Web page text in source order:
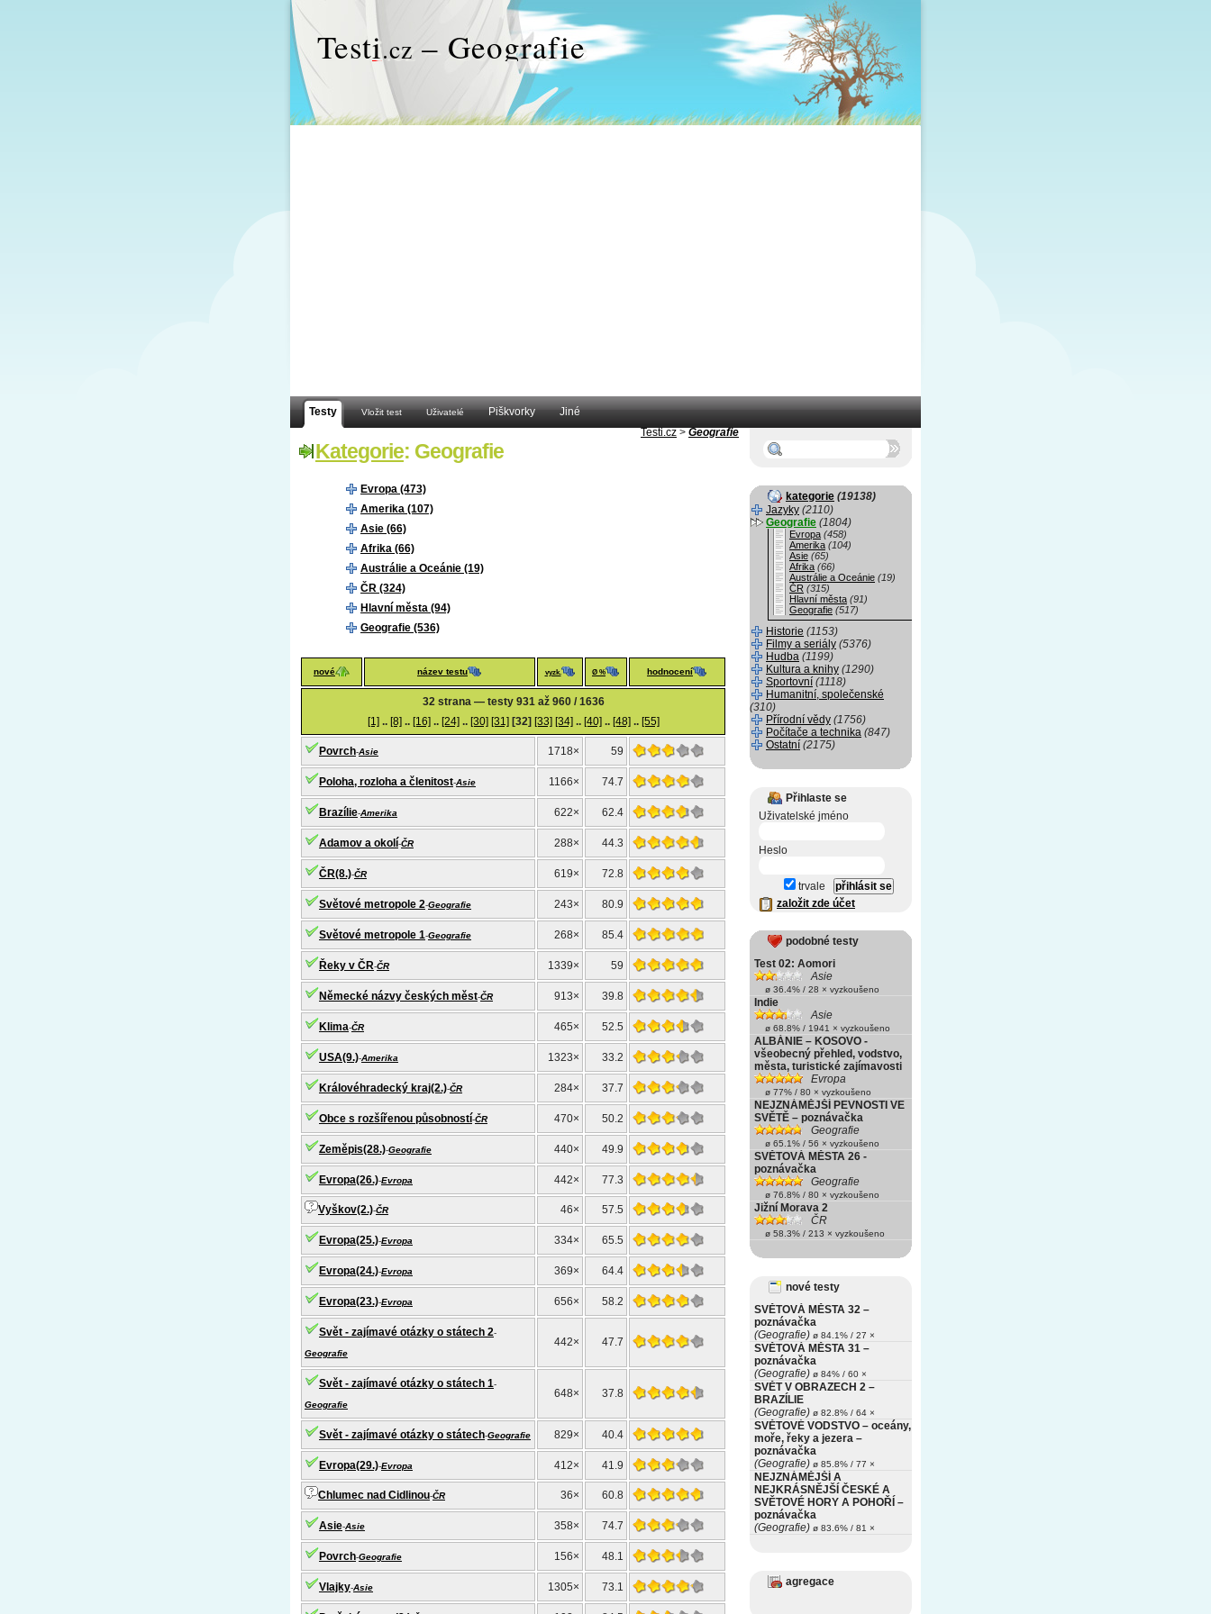
Testi.cz – Geografie
Testy Vložit test Uživatelé Piškvorky
Jiné
Testi.cz > Geografie
Kategorie: Geografie
Evropa (473)
Amerika (107)
Asie (66)
Afrika (66)
Austrálie a Oceánie (19)
ČR (324)
Hlavní města (94)
Geografie (536)
nové název testu vyzk. Ø % hodnocení
32 strana — testy 931 až 960 / 1636
[1] .. [8] .. [16] .. [24] .. [30] [31] [32] [33] [34] .. [40] .. [48] .. [55]
Povrch-Asie 1718× 59
Poloha, rozloha a členitost-Asie 1166× 74.7
Brazílie-Amerika 622× 62.4
Adamov a okolí-ČR 288× 44.3
ČR(8.)-ČR 619× 72.8
Světové metropole 2-Geografie 243× 80.9
Světové metropole 1-Geografie 268× 85.4
Řeky v ČR-ČR 1339× 59
Německé názvy českých měst-ČR 913× 39.8
Klima-ČR 465× 52.5
USA(9.)-Amerika 1323× 33.2
Královéhradecký kraj(2.)-ČR 284× 37.7
Obce s rozšířenou působností-ČR 470× 50.2
Zeměpis(28.)-Geografie 440× 49.9
Evropa(26.)-Evropa 442× 77.3
Vyškov(2.)-ČR 46× 57.5
Evropa(25.)-Evropa 334× 65.5
Evropa(24.)-Evropa 369× 64.4
Evropa(23.)-Evropa 656× 58.2
Svět - zajímavé otázky o státech 2-
Geografie
442× 47.7
Svět - zajímavé otázky o státech 1-
Geografie
648× 37.8
Svět - zajímavé otázky o státech-Geografie 829× 40.4
Evropa(29.)-Evropa 412× 41.9
Chlumec nad Cidlinou-ČR 36× 60.8
Asie-Asie 358× 74.7
Povrch-Geografie 156× 48.1
Vlajky-Asie 1305× 73.1
kategorie (19138)
Jazyky (2110)
Geografie (1804)
Evropa (458)
Amerika (104)
Asie (65)
Afrika (66)
Austrálie a Oceánie (19)
ČR (315)
Hlavní města (91)
Geografie (517)
Historie (1153)
Filmy a seriály (5376)
Hudba (1199)
Kultura a knihy (1290)
Sportovní (1118)
Humanitní, společenské
(310)
Přírodní vědy (1756)
Počítače a technika (847)
Ostatní (2175)
Přihlaste se
Uživatelské jméno
Heslo
trvale
založit zde účet
podobné testy
Test 02: Aomori
Asie
ø 36.4% / 28 × vyzkoušeno
Indie
Asie
ø 68.8% / 1941 × vyzkoušeno
ALBÁNIE – KOSOVO -
všeobecný přehled, vodstvo,
města, turistické zajímavosti
Evropa
ø 77% / 80 × vyzkoušeno
NEJZNÁMĚJŠÍ PEVNOSTI VE
SVĚTĚ – poznávačka
Geografie
ø 65.1% / 56 × vyzkoušeno
SVĚTOVÁ MĚSTA 26 -
poznávačka
Geografie
ø 76.8% / 80 × vyzkoušeno
Jižní Morava 2
ČR
ø 58.3% / 213 × vyzkoušeno
nové testy
SVĚTOVÁ MĚSTA 32 –
poznávačka
(Geografie) ø 84.1% / 27 ×
SVĚTOVÁ MĚSTA 31 –
poznávačka
(Geografie) ø 84% / 60 ×
SVĚT V OBRAZECH 2 –
BRAZÍLIE
(Geografie) ø 82.8% / 64 ×
SVĚTOVÉ VODSTVO – oceány,
moře, řeky a jezera –
poznávačka
(Geografie) ø 85.8% / 77 ×
NEJZNÁMĚJŠÍ A
NEJKRÁSNĚJŠÍ ČESKÉ A
SVĚTOVÉ HORY A POHOŘÍ –
poznávačka
(Geografie) ø 83.6% / 81 ×
agregace